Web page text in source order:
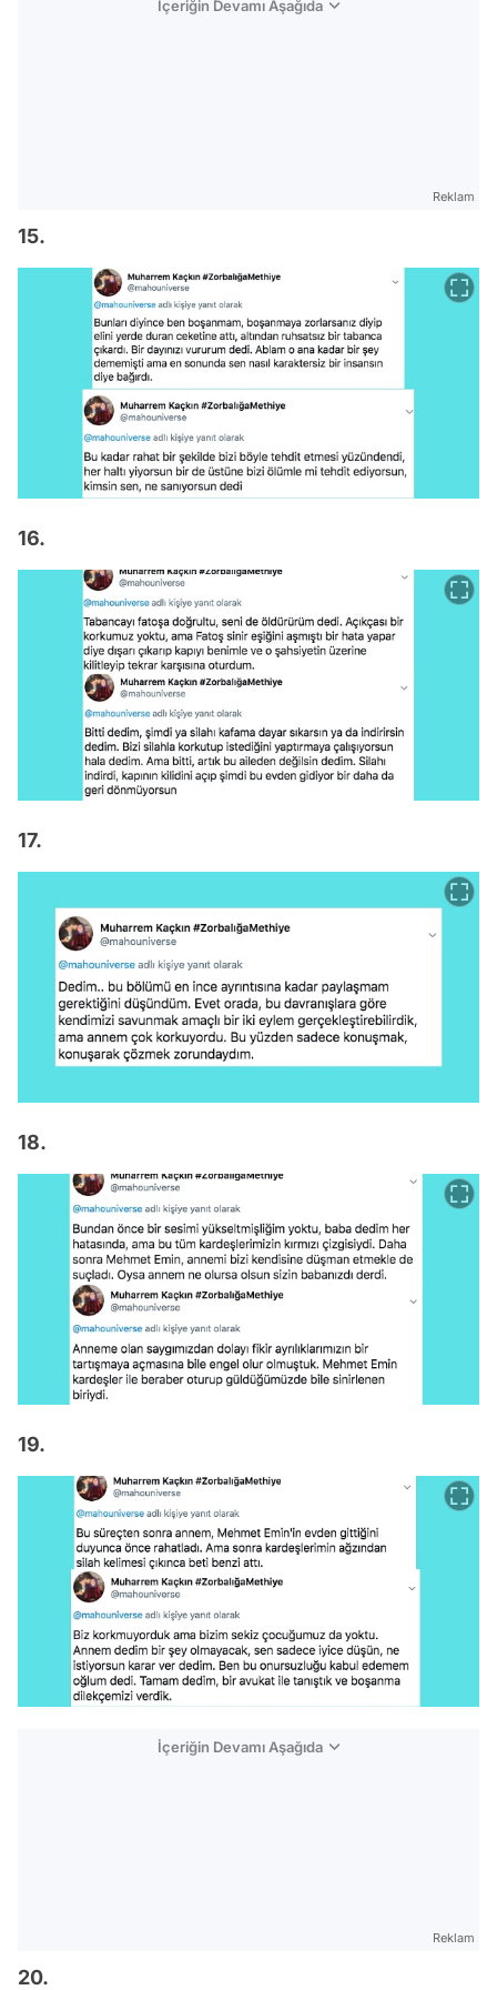
İçeriğin Devamı Aşağıda
Reklam
15.
16.
17.
18.
19.
İçeriğin Devamı Aşağıda
Reklam
20.